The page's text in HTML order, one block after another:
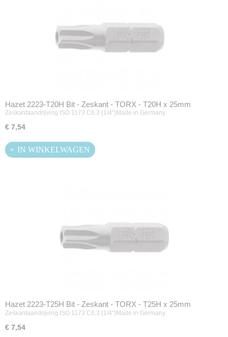
Hazet 2223-T20H Bit - Zeskant - TORX - T20H x 25mm
Zeskantaandrijving ISO 1173 C6,3 (1/4'')Made in Germany
€ 7,54
IN WINKELWAGEN
Hazet 2223-T25H Bit - Zeskant - TORX - T25H x 25mm
Zeskantaandrijving ISO 1173 C6,3 (1/4'')Made in Germany
€ 7,54